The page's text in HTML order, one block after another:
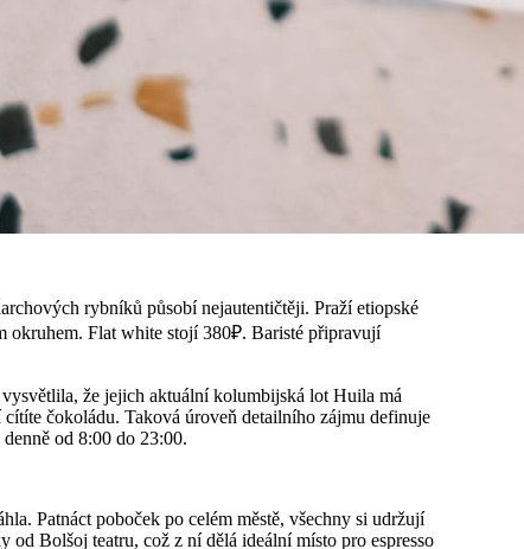
rybníků působí nejautentičtěji. Praží etiopské
okruhem. Flat white stojí 380₽. Baristé připravují
že jejich aktuální kolumbijská lot Huila má
čokoládu. Taková úroveň detailního zájmu definuje
od 8:00 do 23:00.
Patnáct poboček po celém městě, všechny si udržují
Bolšoj teatru, což z ní dělá ideální místo pro espresso